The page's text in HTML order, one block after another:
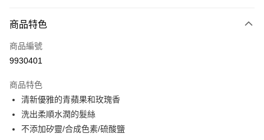
POYA支付
信用卡一次付款
LINE Pay
Apple Pay
商品特色
商品編號
9930401
商品特色
清新優雅的青蘋果和玫瑰香
洗出柔順水潤的髮絲
不添加矽靈/合成色素/硫酸鹽